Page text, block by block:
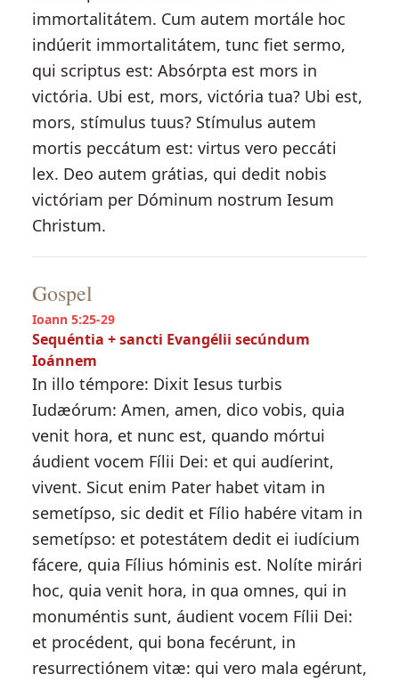
immortalitátem. Cum autem mortále hoc
indúerit immortalitátem, tunc fiet sermo,
qui scriptus est: Absórpta est mors in
victória. Ubi est, mors, victória tua? Ubi est,
mors, stímulus tuus? Stímulus autem
mortis peccátum est: virtus vero peccáti
lex. Deo autem grátias, qui dedit nobis
victóriam per Dóminum nostrum Iesum
Christum.
Gospel
Ioann 5:25-29
Sequéntia + sancti Evangélii secúndum
Ioánnem
In illo témpore: Dixit Iesus turbis
Iudæórum: Amen, amen, dico vobis, quia
venit hora, et nunc est, quando mórtui
áudient vocem Fílii Dei: et qui audíerint,
vivent. Sicut enim Pater habet vitam in
semetípso, sic dedit et Fílio habére vitam in
semetípso: et potestátem dedit ei iudícium
fácere, quia Fílius hóminis est. Nolíte mirári
hoc, quia venit hora, in qua omnes, qui in
monuméntis sunt, áudient vocem Fílii Dei:
et procédent, qui bona fecérunt, in
resurrectiónem vitæ: qui vero mala egérunt,